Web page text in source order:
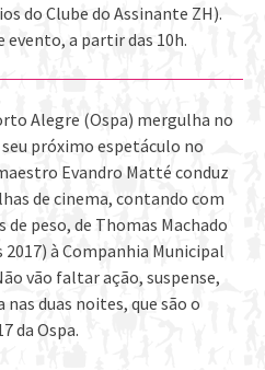
do Clube do Assinante ZH).
evento, a partir das 10h.
Alegre (Ospa) mergulha no
próximo espetáculo no
Evandro Matté conduz
de cinema, contando com
peso, de Thomas Machado
2017) à Companhia Municipal
vão faltar ação, suspense,
duas noites, que são o
da Ospa.